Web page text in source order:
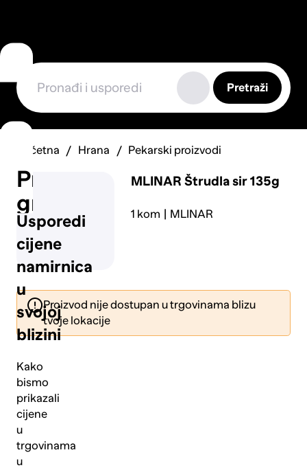
Usporedi
cijene
namirnica
u
svojoj
blizini
Kako
bismo
prikazali
cijene
u
trgovinama
u
Prijavi
grešku
Pošalji
Pretraži
Početna Hrana Pekarski proizvodi
MLINARŠtrudla sir 135g
1 kom MLINAR
Proizvod nije dostupan u trgovinama blizu
tvoje lokacije